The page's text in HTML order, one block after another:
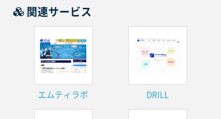
関連サービス
エムティラボ DRILL